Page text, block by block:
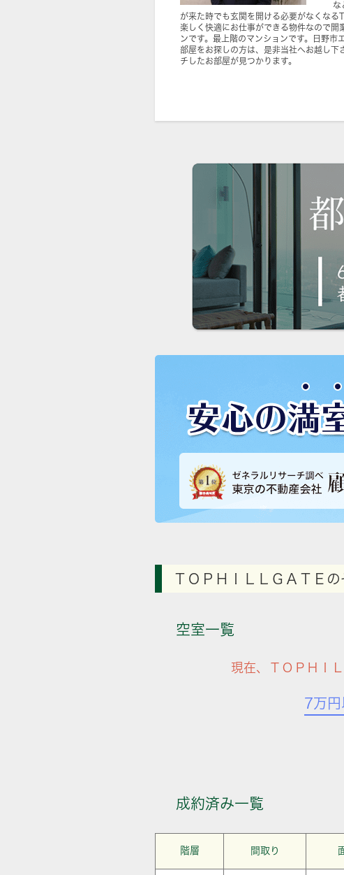
な
が来た時でも玄関を開ける必要がなくなる
楽しく快適にお仕事ができる物件なので開
ンです。最上階のマンションです。日野市
部屋をお探しの方は、是非当社へお越し下
チしたお部屋が見つかります。
ＴＯＰＨＩＬＬＧＡＴＥ
空室一覧
現在、ＴＯＰＨＩ
7万円
成約済み一覧
階層 間取り